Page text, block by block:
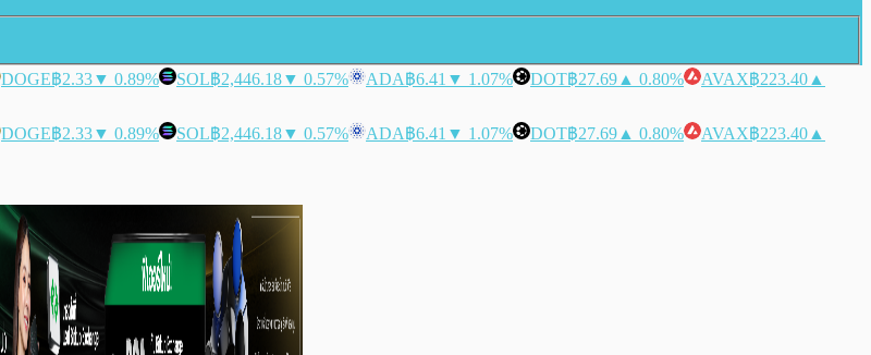
DOGE฿2.33▼ 0.89% SOL฿2,446.18▼ 0.57% ADA฿6.41 ▼ 1.07% DOT฿27.69 ▲ 0.80% AVAX฿223.40 ▲
DOGE฿2.33▼ 0.89% SOL฿2,446.18▼ 0.57% ADA฿6.41 ▼ 1.07% DOT฿27.69 ▲ 0.80% AVAX฿223.40 ▲